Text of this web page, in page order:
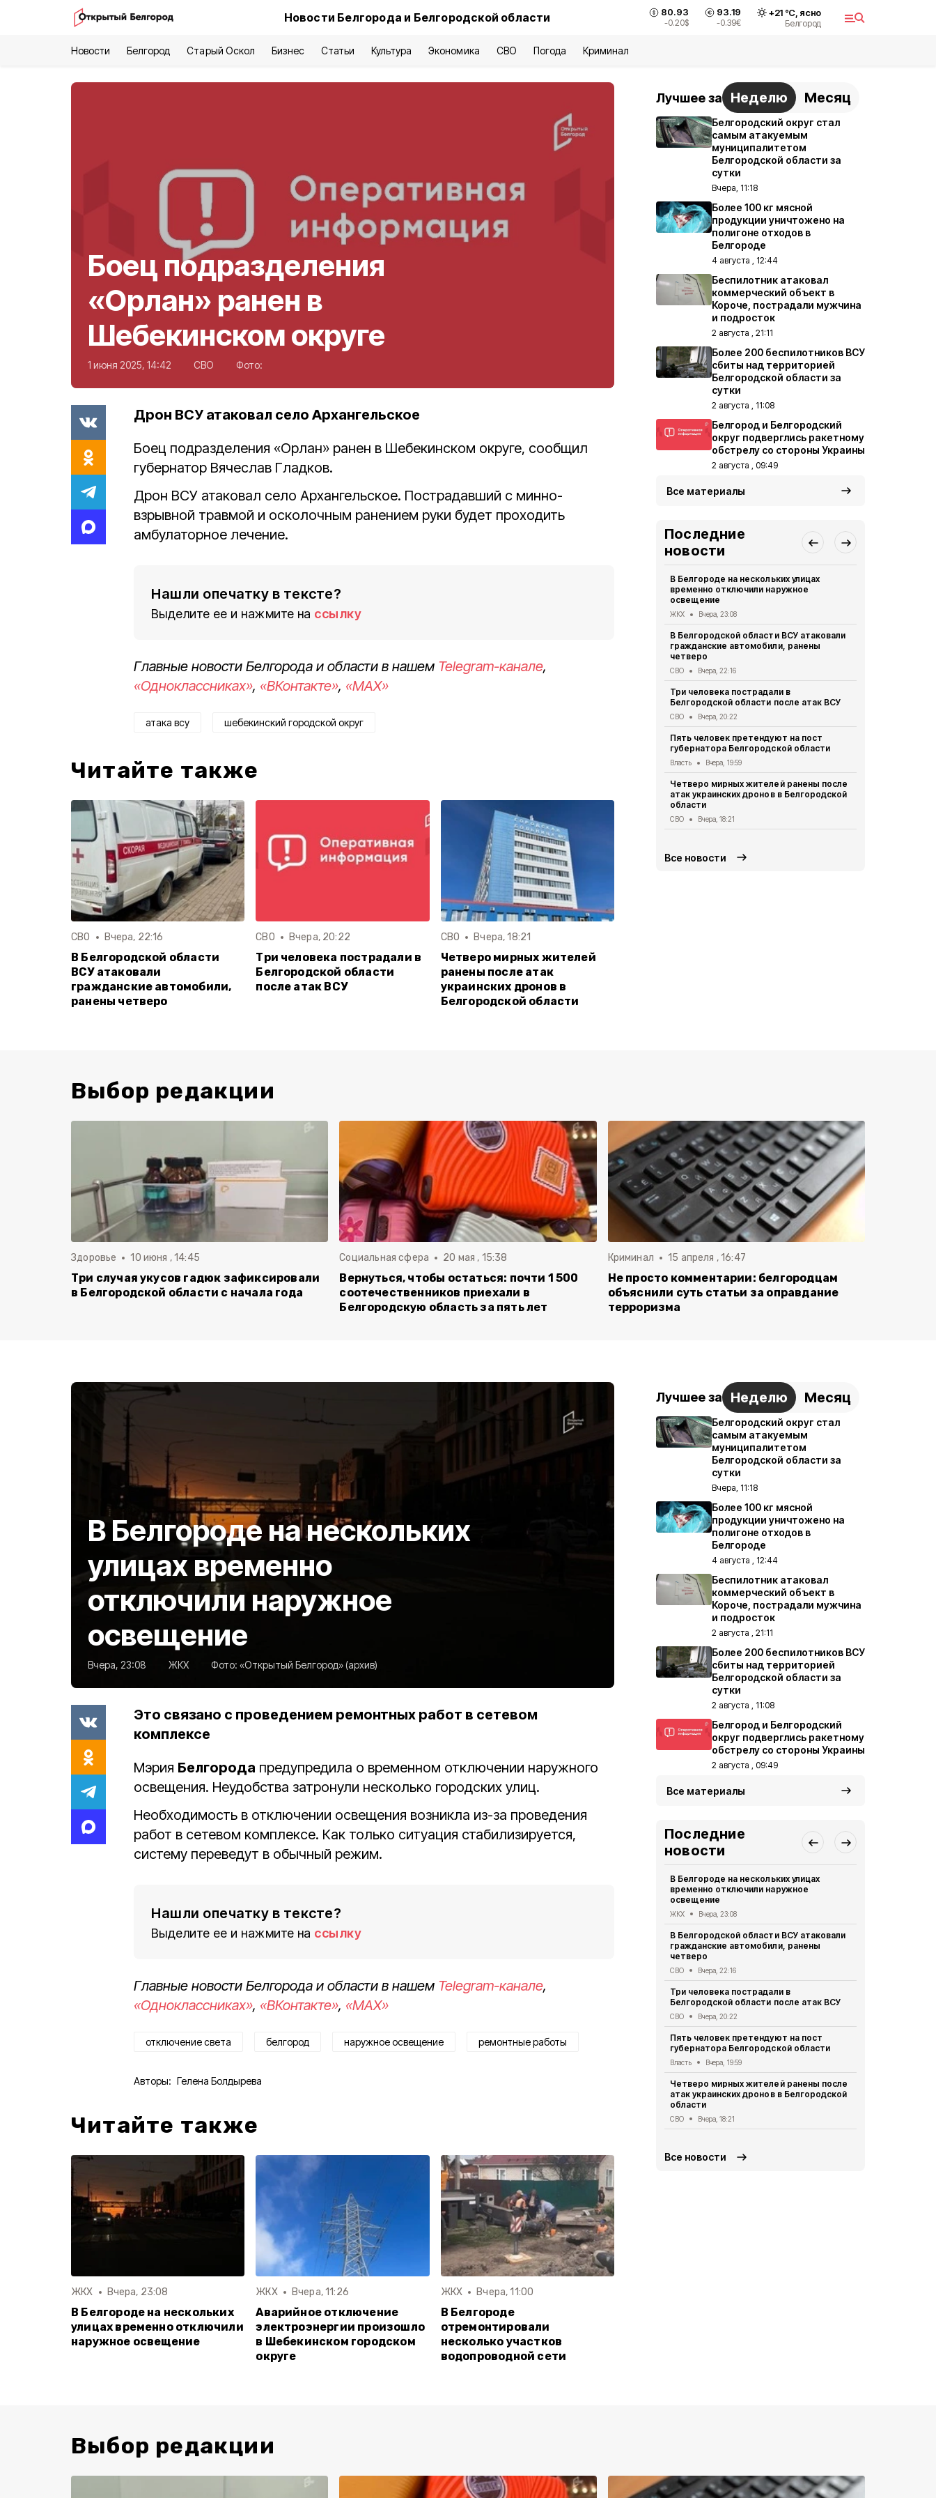
Новости Белгорода и Белгородской области 80.93
-0.20$
93.19
-0.39€
+21°С, ясно
Белгород
Новости Белгород Старый Оскол Бизнес Статьи Культура Экономика СВО Погода Криминал
Боец подразделения
«Орлан» ранен в
Шебекинском округе
1 июня 2025, 14:42 СВО Фото:
Дрон ВСУ атаковал село Архангельское
Боец подразделения «Орлан» ранен в Шебекинском округе, сообщил
губернатор Вячеслав Гладков.
Дрон ВСУ атаковал село Архангельское. Пострадавший с минно-
взрывной травмой и осколочным ранением руки будет проходить
амбулаторное лечение.
Нашли опечатку в тексте?
Выделите ее и нажмите на ссылку
Главные новости Белгорода и области в нашем Telegram-канале,
«Одноклассниках», «ВКонтакте», «MAX»
атака всу шебекинский городской округ
Читайте также
СВО Вчера, 22:16
В Белгородской области
ВСУ атаковали
гражданские автомобили,
ранены четверо
СВО Вчера, 20:22
Три человека пострадали в
Белгородской области
после атак ВСУ
СВО Вчера, 18:21
Четверо мирных жителей
ранены после атак
украинских дронов в
Белгородской области
Лучшее за Неделю Месяц
Белгородский округ стал
самым атакуемым
муниципалитетом
Белгородской области за
сутки
Вчера, 11:18
Более 100 кг мясной
продукции уничтожено на
полигоне отходов в
Белгороде
4 августа , 12:44
Беспилотник атаковал
коммерческий объект в
Короче, пострадали мужчина
и подросток
2 августа , 21:11
Более 200 беспилотников ВСУ
сбиты над территорией
Белгородской области за
сутки
2 августа , 11:08
Белгород и Белгородский
округ подверглись ракетному
обстрелу со стороны Украины
2 августа , 09:49
Все материалы
Последние
новости
В Белгороде на нескольких улицах
временно отключили наружное
освещение
ЖКХ Вчера, 23:08
В Белгородской области ВСУ атаковали
гражданские автомобили, ранены
четверо
СВО Вчера, 22:16
Три человека пострадали в
Белгородской области после атак ВСУ
СВО Вчера, 20:22
Пять человек претендуют на пост
губернатора Белгородской области
Власть Вчера, 19:59
Четверо мирных жителей ранены после
атак украинских дронов в Белгородской
области
СВО Вчера, 18:21
Все новости
Выбор редакции
Здоровье 10 июня , 14:45
Три случая укусов гадюк зафиксировали
в Белгородской области с начала года
Социальная сфера 20 мая , 15:38
Вернуться, чтобы остаться: почти 1 500
соотечественников приехали в
Белгородскую область за пять лет
Криминал 15 апреля , 16:47
Не просто комментарии: белгородцам
объяснили суть статьи за оправдание
терроризма
В Белгороде на нескольких
улицах временно
отключили наружное
освещение
Вчера, 23:08 ЖКХ Фото: «Открытый Белгород» (архив)
Это связано с проведением ремонтных работ в сетевом
комплексе
Мэрия Белгорода предупредила о временном отключении наружного
освещения. Неудобства затронули несколько городских улиц.
Необходимость в отключении освещения возникла из-за проведения
работ в сетевом комплексе. Как только ситуация стабилизируется,
систему переведут в обычный режим.
Нашли опечатку в тексте?
Выделите ее и нажмите на ссылку
Главные новости Белгорода и области в нашем Telegram-канале,
«Одноклассниках», «ВКонтакте», «MAX»
отключение света белгород наружное освещение ремонтные работы
Авторы: Гелена Болдырева
Читайте также
ЖКХ Вчера, 23:08
В Белгороде на нескольких
улицах временно отключили
наружное освещение
ЖКХ Вчера, 11:26
Аварийное отключение
электроэнергии произошло
в Шебекинском городском
округе
ЖКХ Вчера, 11:00
В Белгороде
отремонтировали
несколько участков
водопроводной сети
Лучшее за Неделю Месяц
Белгородский округ стал
самым атакуемым
муниципалитетом
Белгородской области за
сутки
Вчера, 11:18
Более 100 кг мясной
продукции уничтожено на
полигоне отходов в
Белгороде
4 августа , 12:44
Беспилотник атаковал
коммерческий объект в
Короче, пострадали мужчина
и подросток
2 августа , 21:11
Более 200 беспилотников ВСУ
сбиты над территорией
Белгородской области за
сутки
2 августа , 11:08
Белгород и Белгородский
округ подверглись ракетному
обстрелу со стороны Украины
2 августа , 09:49
Все материалы
Последние
новости
В Белгороде на нескольких улицах
временно отключили наружное
освещение
ЖКХ Вчера, 23:08
В Белгородской области ВСУ атаковали
гражданские автомобили, ранены
четверо
СВО Вчера, 22:16
Три человека пострадали в
Белгородской области после атак ВСУ
СВО Вчера, 20:22
Пять человек претендуют на пост
губернатора Белгородской области
Власть Вчера, 19:59
Четверо мирных жителей ранены после
атак украинских дронов в Белгородской
области
СВО Вчера, 18:21
Все новости
Выбор редакции